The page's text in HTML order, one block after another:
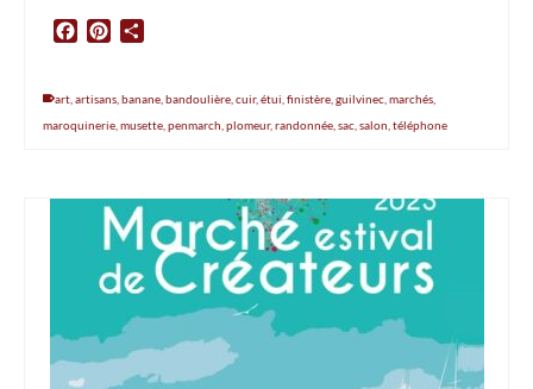
FacebookPinterest
art artisans banane bandoulière cuir, étui finistère guilvinec marchés
maroquinerie musette penmarch plomeur, randonnée sac salon téléphone